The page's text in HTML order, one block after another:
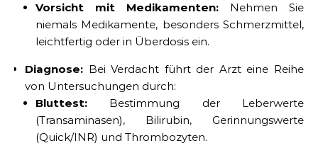
Vorsicht mit Medikamenten: Nehmen Sie
niemals Medikamente, besonders Schmerzmittel,
leichtfertig oder in Überdosis ein.
Diagnose: Bei Verdacht führt der Arzt eine Reihe
von Untersuchungen durch:
Bluttest: Bestimmung der Leberwerte
(Transaminasen), Bilirubin, Gerinnungswerte
(Quick/INR) und Thrombozyten.